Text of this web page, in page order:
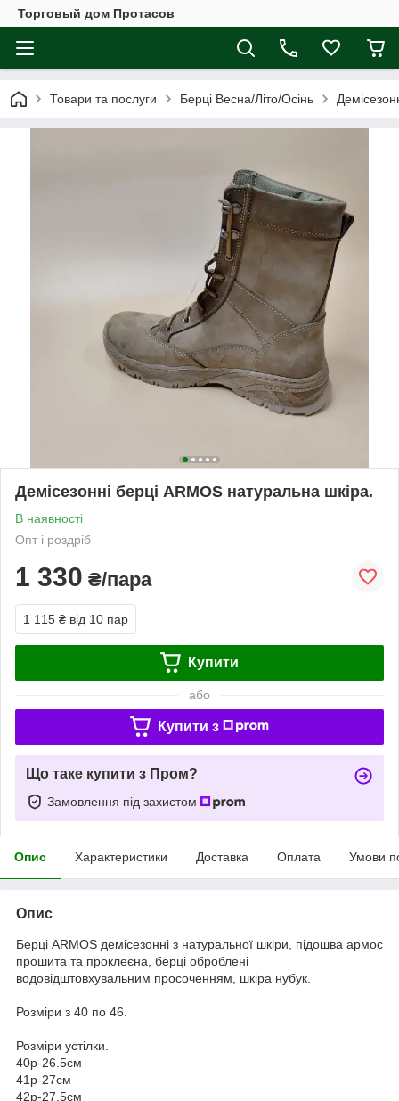
Торговый дом Протасов
Товари та послуги Берці Весна/Літо/Осінь
Демісезонні берці ARMOS натуральна шкіра.
В наявності
Опт і роздріб
1 330 ₴/пара
1 115 ₴ від 10 пар
Купити
або
Купити з
Що таке купити з Пром?
Замовлення під захистом
Опис Характеристики Доставка Оплата Умови
Опис
Берці ARMOS демісезонні з натуральної шкіри, підошва армос
прошита та проклеєна, берці оброблені
водовідштовхувальним просоченням, шкіра нубук.
Розміри з 40 по 46.
Розміри устілки.
40р-26.5см
41р-27см
42р-27.5см